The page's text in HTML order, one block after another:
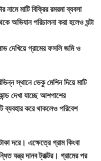
মাটি বিক্রির রমরমা ব্যবসা
অভিযান পরিচালনা করা হলেও ঘন্টা
দেখিয়ে গ্রামের ফসলি জমি ও
স্থানে ভেকু মেশিন দিয়ে মাটি
দেখা যাচ্ছে আশপাশের
ব্যবহার করে থাকলেও পরিবেশ
দরে। এক্ষেত্রে গ্রাম কিংবা
যন্ত্র দানব ট্রাক্টর। গ্রামের পর